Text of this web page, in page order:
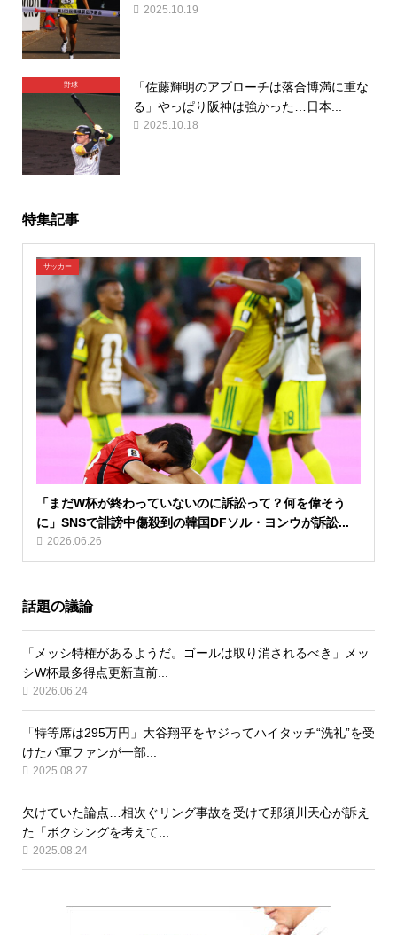
2025.10.19
野球
「佐藤輝明のアプローチは落合博満に重な
る」やっぱり阪神は強かった…日本...
2025.10.18
特集記事
サッカー
「まだW杯が終わっていないのに訴訟って？何を偉そう
に」SNSで誹謗中傷殺到の韓国DFソル・ヨンウが訴訟...
2026.06.26
話題の議論
「メッシ特権があるようだ。ゴールは取り消されるべき」メッ
シW杯最多得点更新直前...
2026.06.24
「特等席は295万円」大谷翔平をヤジってハイタッチ“洗礼”を受
けたパ軍ファンが一部...
2025.08.27
欠けていた論点…相次ぐリング事故を受けて那須川天心が訴え
た「ボクシングを考えて...
2025.08.24